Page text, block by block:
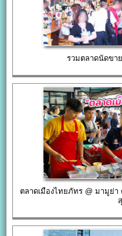
รวมตลาดนัดขาย
ตลาดเมืองไทยภัทร @ มามูย่า